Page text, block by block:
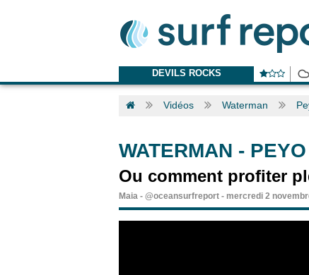
DEVILS ROCKS
Vidéos Waterman
WATERMAN -
Ou comment profiter
Maia - @oceansurfreport - mercredi 2